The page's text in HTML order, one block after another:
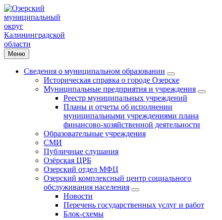
Меню
Сведения о муниципальном образовании
Историческая справка о городе Озерске
Муниципальные предприятия и учреждения
Реестр муниципальных учреждений
Планы и отчеты об исполнении
муниципальными учреждениями плана
финансово-хозяйственной деятельности
Образовательные учреждения
СМИ
Публичные слушания
Озёрская ЦРБ
Озерский отдел МФЦ
Озерский комплексный центр социального
обслуживания населения
Новости
Перечень государственных услуг и работ
Блок-схемы